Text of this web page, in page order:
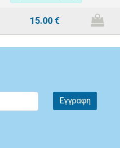
15.00€
Εγγραφη